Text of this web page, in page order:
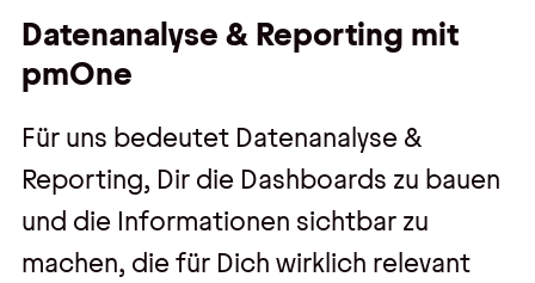
Datenanalyse & Reporting mit
pmOne
Für uns bedeutet Datenanalyse &
Reporting, Dir die Dashboards zu bauen
und die Informationen sichtbar zu
machen, die für Dich wirklich relevant